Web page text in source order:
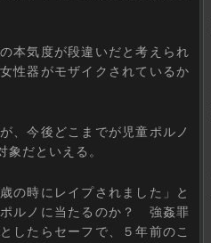
本気度が段違いだと考えられ
性器がモザイクされているか
、今後どこまでが児童ポルノ
だといえる。
の時にレイプされました」と
ルノに当たるのか？ 強姦罪
したらセーフで、５年前のこ